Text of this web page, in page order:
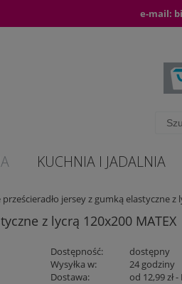
e-mail:
KUCHNIA I JADALNIA
jersey z gumką elastyczne z
z lycrą 120x200 MATEX
Dostępność:
dostępny
Wysyłka w:
24 godziny
Dostawa:
od 12,99 zł-